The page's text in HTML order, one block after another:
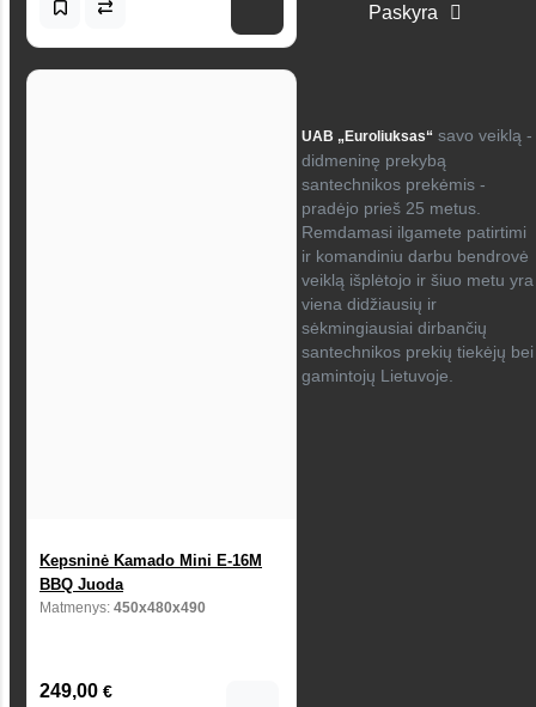
Kepsninė Kamado Mini E-16M
BBQ Juoda
Matmenys: 450x480x490
249,00 €
Paskyra
UAB „Euroliuksas“ savo veiklą -
didmeninę prekybą
santechnikos prekėmis -
pradėjo prieš 25 metus.
Remdamasi ilgamete patirtimi
ir komandiniu darbu bendrovė
veiklą išplėtojo ir šiuo metu yra
viena didžiausių ir
sėkmingiausiai dirbančių
santechnikos prekių tiekėjų bei
gamintojų Lietuvoje.